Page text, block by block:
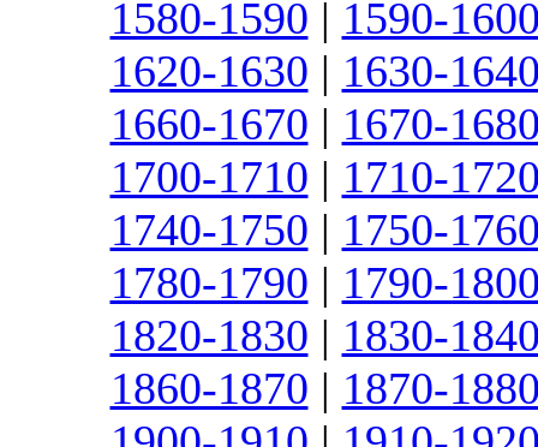
1580-1590 | 1590-
1620-1630 | 1630-
1660-1670 | 1670-
1700-1710 | 1710-
1740-1750 | 1750-
1780-1790 | 1790-
1820-1830 | 1830-
1860-1870 | 1870-